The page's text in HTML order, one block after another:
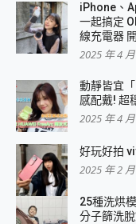
iPhone、
一起搞定
線充電器
2025 年 4
動靜皆宜
感配戴! 超
2025 年 4
好玩好拍
2025 年 2
25種洗烘
分子篩洗